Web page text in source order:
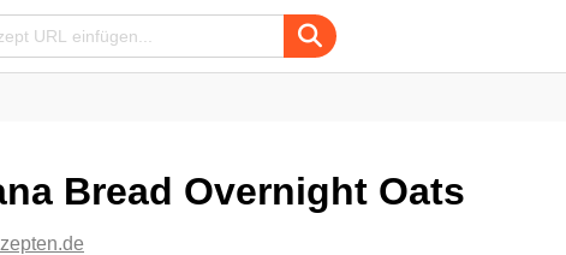
Bread Overnight Oats